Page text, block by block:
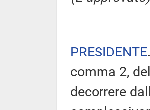
PRESIDENTE
comma 2,
decorrere